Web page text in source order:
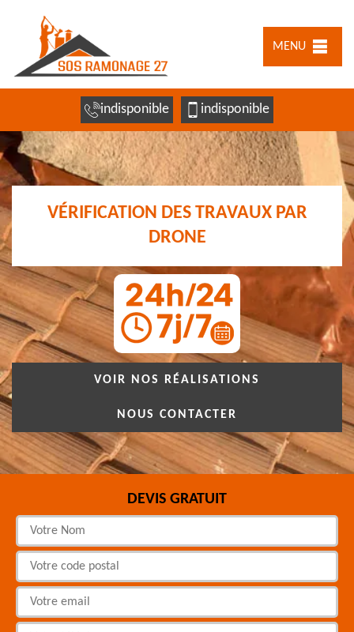
MENU
indisponible indisponible
VÉRIFICATION DES TRAVAUX PAR
DRONE
VOIR NOS RÉALISATIONS
NOUS CONTACTER
DEVIS GRATUIT